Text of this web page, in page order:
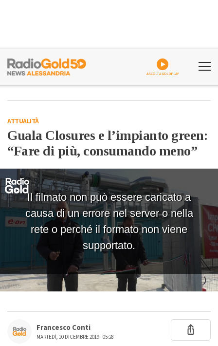
ASCOLTA GOLDPLAY
ATTUALITÀ
Guala Closures e l’impianto green:
“Fare di più, consumando meno”
Francesco Conti
MARTEDÌ, 10 DICEMBRE 2019 - 05:28